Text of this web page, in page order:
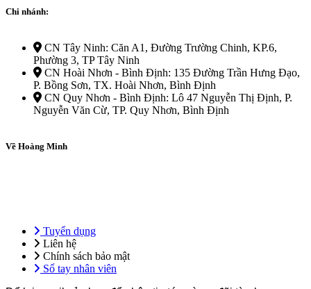
Chi nhánh:
CN Tây Ninh: Căn A1, Đường Trường Chinh, KP.6,
Phường 3, TP Tây Ninh
CN Hoài Nhơn - Bình Định: 135 Đường Trần Hưng Đạo,
P. Bồng Sơn, TX. Hoài Nhơn, Bình Định
CN Quy Nhơn - Bình Định: Lô 47 Nguyễn Thị Định, P.
Nguyễn Văn Cừ, TP. Quy Nhơn, Bình Định
Về Hoàng Minh
Tuyển dụng
Liên hệ
Chính sách bảo mật
Sổ tay nhân viên